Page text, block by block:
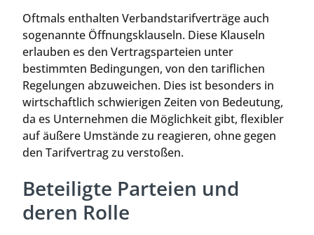
Oftmals enthalten Verbandstarifverträge auch
sogenannte Öffnungsklauseln. Diese Klauseln
erlauben es den Vertragsparteien unter
bestimmten Bedingungen, von den tariflichen
Regelungen abzuweichen. Dies ist besonders in
wirtschaftlich schwierigen Zeiten von Bedeutung,
da es Unternehmen die Möglichkeit gibt, flexibler
auf äußere Umstände zu reagieren, ohne gegen
den Tarifvertrag zu verstoßen.
Beteiligte Parteien und
deren Rolle